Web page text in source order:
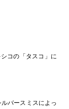
コの「タスコ」に
バースミスによっ